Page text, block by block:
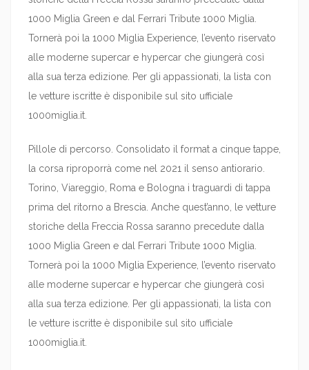
1000 Miglia Green e dal Ferrari Tribute 1000 Miglia.
Tornerà poi la 1000 Miglia Experience, l’evento riservato
alle moderne supercar e hypercar che giungerà così
alla sua terza edizione. Per gli appassionati, la lista con
le vetture iscritte è disponibile sul sito ufficiale
1000miglia.it.
Pillole di percorso. Consolidato il format a cinque tappe,
la corsa riproporrà come nel 2021 il senso antiorario.
Torino, Viareggio, Roma e Bologna i traguardi di tappa
prima del ritorno a Brescia. Anche quest’anno, le vetture
storiche della Freccia Rossa saranno precedute dalla
1000 Miglia Green e dal Ferrari Tribute 1000 Miglia.
Tornerà poi la 1000 Miglia Experience, l’evento riservato
alle moderne supercar e hypercar che giungerà così
alla sua terza edizione. Per gli appassionati, la lista con
le vetture iscritte è disponibile sul sito ufficiale
1000miglia.it.